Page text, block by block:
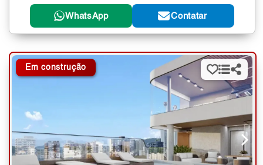
WhatsApp Contatar
Em construção